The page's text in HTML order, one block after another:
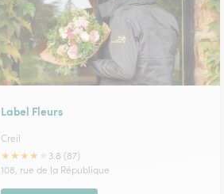
Label Fleurs
Creil
★★★★
3.8 (87)
108, rue de la République